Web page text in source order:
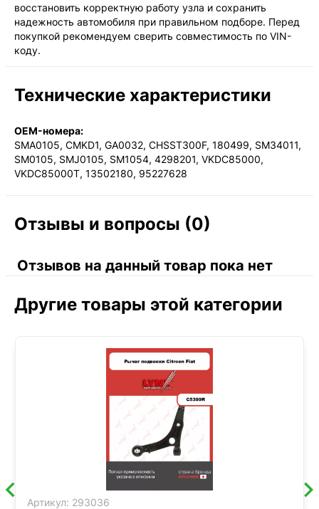
восстановить корректную работу узла и сохранить
надежность автомобиля при правильном подборе. Перед
покупкой рекомендуем сверить совместимость по VIN-
коду.
Технические характеристики
OEM-номера:
SMA0105, CMKD1, GA0032, CHSST300F, 180499, SM34011,
SM0105, SMJ0105, SM1054, 4298201, VKDC85000,
VKDC85000T, 13502180, 95227628
Отзывы и вопросы (0)
Отзывов на данный товар пока нет
Другие товары этой категории
Артикул: 293036